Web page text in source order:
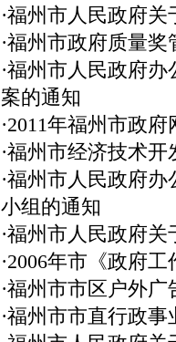
·福州市人民政府关
·福州市政府质量奖
·福州市人民政府办
案的通知
·2011年福州市政
·福州市经济技术开
·福州市人民政府办
小组的通知
·福州市人民政府关
·2006年市《政府
·福州市市区户外广
·福州市市直行政事